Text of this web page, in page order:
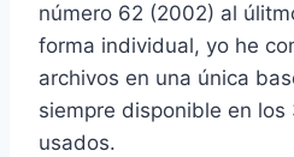
número 62 (2002) al
forma individual, yo he
archivos en una única
siempre disponible en
usados.